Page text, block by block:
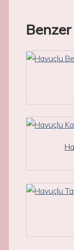
Benzer